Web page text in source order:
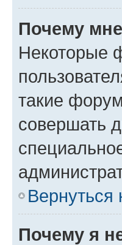
Почему
Некоторые
такие
совершать
Вернуться
Почему я